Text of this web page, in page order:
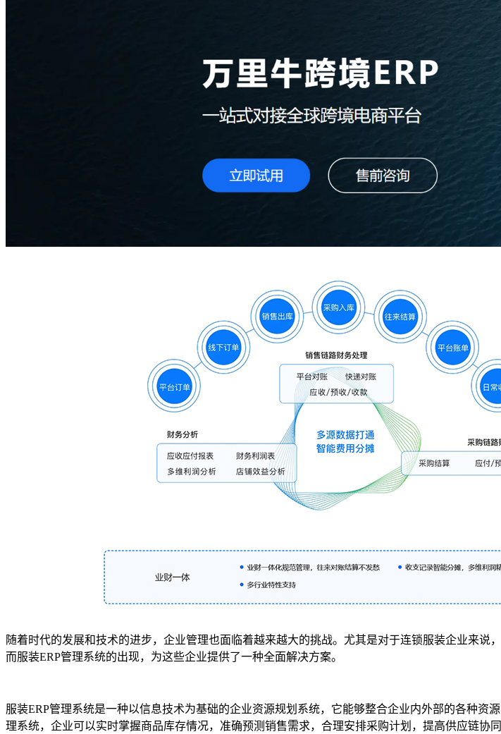
随着时代的发展和技术的进步，企业管理也面临着越来越大的挑战。尤其是对于连锁服装企业来说
而服装ERP管理系统的出现，为这些企业提供了一种全面解决方案。
服装ERP管理系统是一种以信息技术为基础的企业资源规划系统，它能够整合企业内外部的各种
理系统，企业可以实时掌握商品库存情况，准确预测销售需求，合理安排采购计划，提高供应链协同